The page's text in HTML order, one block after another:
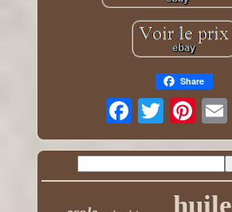
Share
huile